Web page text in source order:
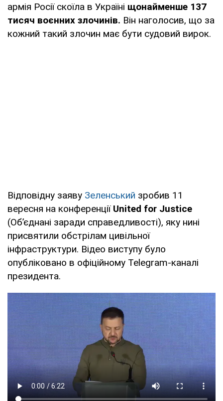
армія Росії скоїла в Україні щонайменше 137
тисяч воєнних злочинів. Він наголосив, що за
кожний такий злочин має бути судовий вирок.
Відповідну заяву Зеленський зробив 11
вересня на конференції United for Justice
(Об’єднані заради справедливості), яку нині
присвятили обстрілам цивільної
інфраструктури. Відео виступу було
опубліковано в офіційному Telegram-каналі
президента.